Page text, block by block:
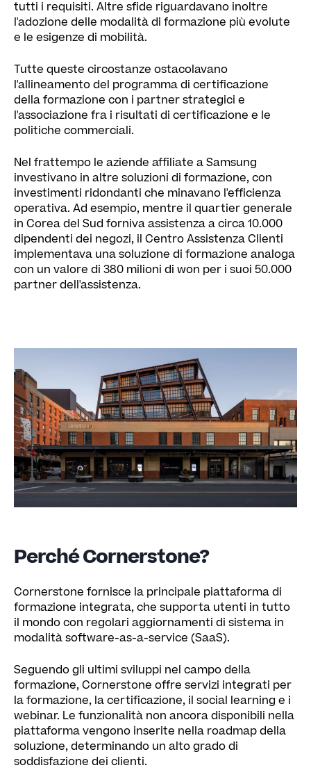
tutti i requisiti. Altre sfide riguardavano inoltre
l'adozione delle modalità di formazione più evolute
e le esigenze di mobilità.
Tutte queste circostanze ostacolavano
l'allineamento del programma di certificazione
della formazione con i partner strategici e
l'associazione fra i risultati di certificazione e le
politiche commerciali.
Nel frattempo le aziende affiliate a Samsung
investivano in altre soluzioni di formazione, con
investimenti ridondanti che minavano l'efficienza
operativa. Ad esempio, mentre il quartier generale
in Corea del Sud forniva assistenza a circa 10.000
dipendenti dei negozi, il Centro Assistenza Clienti
implementava una soluzione di formazione analoga
con un valore di 380 milioni di won per i suoi 50.000
partner dell'assistenza.
Perché Cornerstone?
Cornerstone fornisce la principale piattaforma di
formazione integrata, che supporta utenti in tutto
il mondo con regolari aggiornamenti di sistema in
modalità software-as-a-service (SaaS).
Seguendo gli ultimi sviluppi nel campo della
formazione, Cornerstone offre servizi integrati per
la formazione, la certificazione, il social learning e i
webinar. Le funzionalità non ancora disponibili nella
piattaforma vengono inserite nella roadmap della
soluzione, determinando un alto grado di
soddisfazione dei clienti.